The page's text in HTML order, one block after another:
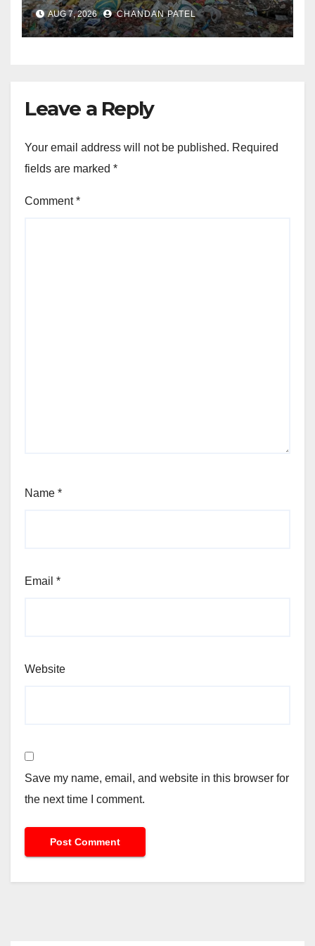
छात्राएं, प्रशासन से कार्रवाई की मांग
AUG 7, 2026 CHANDAN PATEL
Leave a Reply
Your email address will not be published. Required
fields are marked *
Comment*
Name *
Email *
Website
Save my name, email, and website in this browser for
the next time I comment.